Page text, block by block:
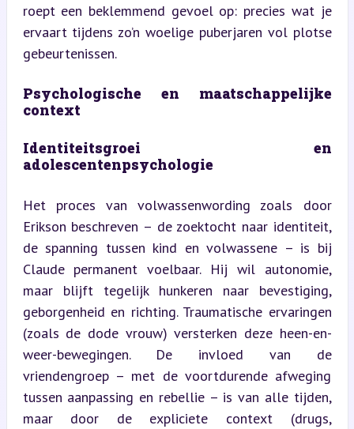
roept een beklemmend gevoel op: precies wat je
ervaart tijdens zo’n woelige puberjaren vol plotse
gebeurtenissen.
Psychologische en maatschappelijke
context
Identiteitsgroei en
adolescentenpsychologie
Het proces van volwassenwording zoals door
Erikson beschreven – de zoektocht naar identiteit,
de spanning tussen kind en volwassene – is bij
Claude permanent voelbaar. Hij wil autonomie,
maar blijft tegelijk hunkeren naar bevestiging,
geborgenheid en richting. Traumatische ervaringen
(zoals de dode vrouw) versterken deze heen-en-
weer-bewegingen. De invloed van de
vriendengroep – met de voortdurende afweging
tussen aanpassing en rebellie – is van alle tijden,
maar door de expliciete context (drugs,